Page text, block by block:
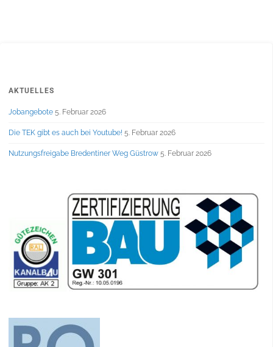
AKTUELLES
Jobangebote 5. Februar 2026
Die TEK gibt es auch bei Youtube! 5. Februar 2026
Nutzungsfreigabe Bredentiner Weg Güstrow 5. Februar 2026